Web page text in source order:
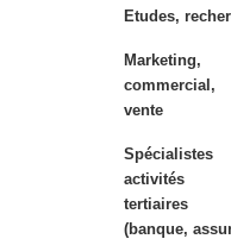
Etudes,
Marketing,
commercial,
vente
Spécialistes
activités
tertiaires
(banque,